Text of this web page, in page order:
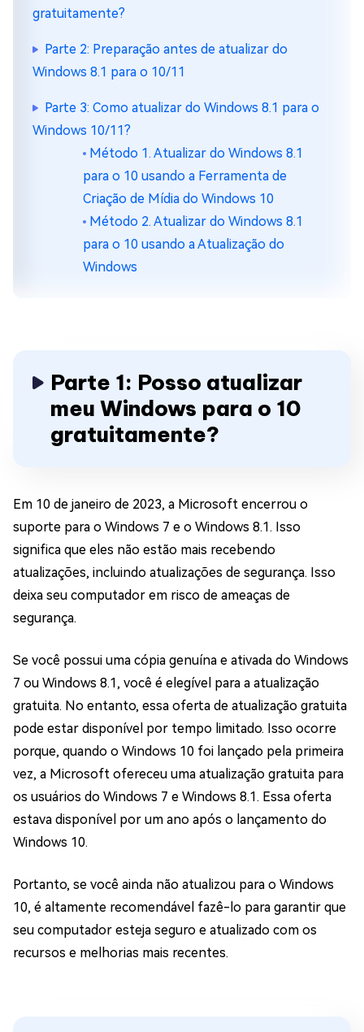
gratuitamente?
Parte 2: Preparação antes de atualizar do
Windows 8.1 para o 10/11
Parte 3: Como atualizar do Windows 8.1 para o
Windows 10/11?
Método 1. Atualizar do Windows 8.1
para o 10 usando a Ferramenta de
Criação de Mídia do Windows 10
Método 2. Atualizar do Windows 8.1
para o 10 usando a Atualização do
Windows
Parte 1: Posso atualizar
meu Windows para o 10
gratuitamente?
Em 10 de janeiro de 2023, a Microsoft encerrou o
suporte para o Windows 7 e o Windows 8.1. Isso
significa que eles não estão mais recebendo
atualizações, incluindo atualizações de segurança. Isso
deixa seu computador em risco de ameaças de
segurança.
Se você possui uma cópia genuína e ativada do Windows
7 ou Windows 8.1, você é elegível para a atualização
gratuita. No entanto, essa oferta de atualização gratuita
pode estar disponível por tempo limitado. Isso ocorre
porque, quando o Windows 10 foi lançado pela primeira
vez, a Microsoft ofereceu uma atualização gratuita para
os usuários do Windows 7 e Windows 8.1. Essa oferta
estava disponível por um ano após o lançamento do
Windows 10.
Portanto, se você ainda não atualizou para o Windows
10, é altamente recomendável fazê-lo para garantir que
seu computador esteja seguro e atualizado com os
recursos e melhorias mais recentes.